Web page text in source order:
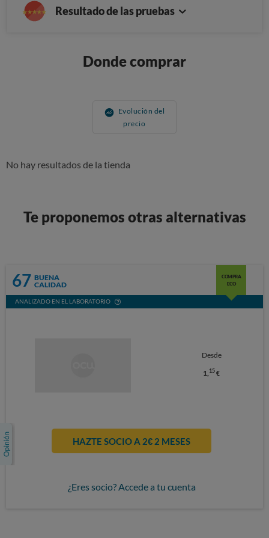
Resultado de las pruebas
Donde comprar
Evolución del
precio
No hay resultados de la tienda
Te proponemos otras alternativas
67 BUENA
CALIDAD
COMPRA
ECO
ANALIZADO EN EL LABORATORIO
Desde
1, 15 €
HAZTE SOCIO A 2€ 2 MESES
¿Eres socio? Accede a tu cuenta